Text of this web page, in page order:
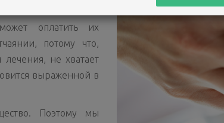
Онкологические
оплатить их
потому что,
не хватает
выраженной в
Поэтому мы